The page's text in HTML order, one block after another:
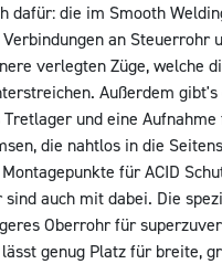
dafür: die im Smooth
an Steuerrohr
verlegten Züge, welche
Außerdem gibt's
Tretlager und eine
die nahtlos in die
für ACID
sind auch mit dabei. Die
Oberrohr für
genug Platz für breite,